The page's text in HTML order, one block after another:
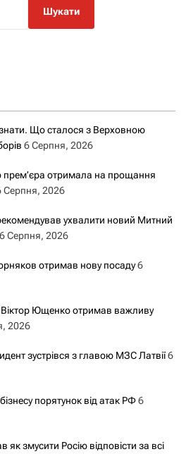
Що сталося з Верховною
6 Серпня, 2026
прем’єра отримала на прощання
Серпня, 2026
ухвалити новий Митний
6 Серпня, 2026
отримав нову посаду6
Ющенко отримав важливу
2026
зустрівся з главою МЗС Латвії6
порятунок від атак РФ6
як змусити Росію відповісти за всі